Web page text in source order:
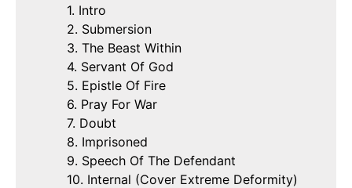
1. Intro
2. Submersion
3. The Beast Within
4. Servant Of God
5. Epistle Of Fire
6. Pray For War
7. Doubt
8. Imprisoned
9. Speech Of The Defendant
10. Internal (Cover Extreme Deformity)